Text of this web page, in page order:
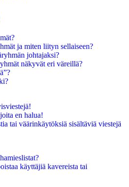
ja miten liityn sellaiseen?
johtajaksi?
näkyvät eri väreillä?
en halua!
tai väärinkäytöksiä sisältäviä viestejä
käyttäjiä kavereista tai